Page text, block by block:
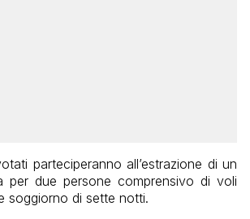
parteciperanno all’estrazione di un
per due persone comprensivo di voli
soggiorno di sette notti.